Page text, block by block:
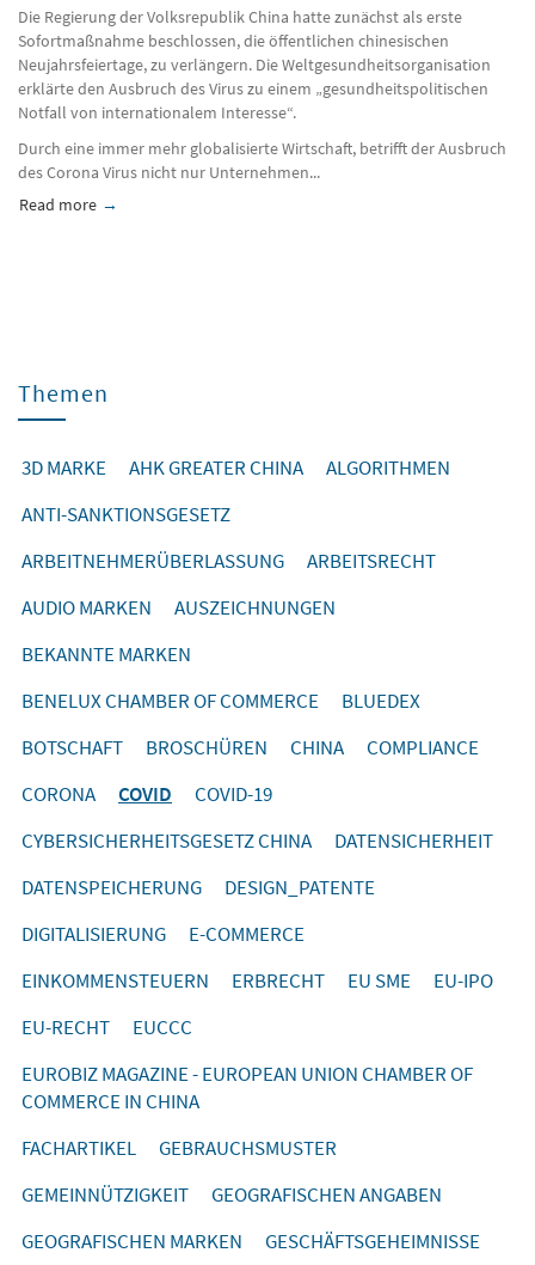
Die Regierung der Volksrepublik China hatte zunächst als erste
Sofortmaßnahme beschlossen, die öffentlichen chinesischen
Neujahrsfeiertage, zu verlängern. Die Weltgesundheitsorganisation
erklärte den Ausbruch des Virus zu einem „gesundheitspolitischen
Notfall von internationalem Interesse“.
Durch eine immer mehr globalisierte Wirtschaft, betrifft der Ausbruch
des Corona Virus nicht nur Unternehmen...
Read more about Der Corona Virus und die Auswirkungen auf
Themen
3D MARKE AHK GREATER CHINA
ALGORITHMEN
ANTI-SANKTIONSGESETZ
ARBEITNEHMERÜBERLASSUNG
ARBEITSRECHT
AUDIO MARKEN
AUSZEICHNUNGEN
BEKANNTE MARKEN
BENELUX CHAMBER OF COMMERCE
BLUEDEX
BOTSCHAFT
BROSCHÜREN CHINA
COMPLIANCE
CORONA
COVID
COVID-19
CYBERSICHERHEITSGESETZ CHINA
DATENSICHERHEIT
DATENSPEICHERUNG
DESIGN_PATENTE
DIGITALISIERUNG
E-COMMERCE
EINKOMMENSTEUERN
ERBRECHT EU SME
EU-IPO
EU-RECHT
EUCCC
EUROBIZ MAGAZINE - EUROPEAN UNION CHAMBER OF
COMMERCE IN CHINA
FACHARTIKEL
GEBRAUCHSMUSTER
GEMEINNÜTZIGKEIT
GEOGRAFISCHEN ANGABEN
GEOGRAFISCHEN MARKEN
GESCHÄFTSGEHEIMNISSE